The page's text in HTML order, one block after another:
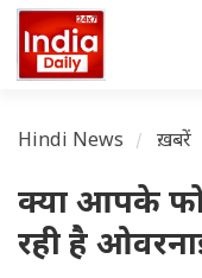
Hindi News ख़बरें
क्या आपके
रही है